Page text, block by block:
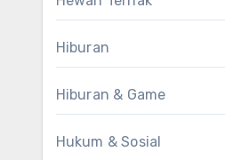
Hiburan
Hiburan & Game
Hukum & Sosial